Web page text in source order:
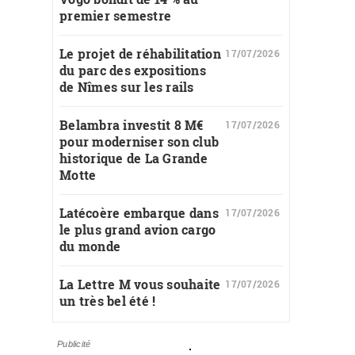
premier semestre
Le projet de réhabilitation
du parc des expositions
de Nîmes sur les rails
17/07/2026
Belambra investit 8 M€
pour moderniser son club
historique de La Grande
Motte
17/07/2026
Latécoère embarque dans
le plus grand avion cargo
du monde
17/07/2026
La Lettre M vous souhaite
un très bel été !
17/07/2026
Publicité